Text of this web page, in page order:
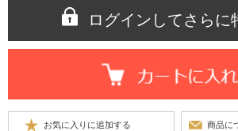
ログインしてさらに